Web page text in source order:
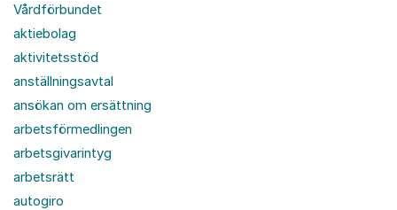
Vårdförbundet
aktiebolag
aktivitetsstöd
anställningsavtal
ansökan om ersättning
arbetsförmedlingen
arbetsgivarintyg
arbetsrätt
autogiro